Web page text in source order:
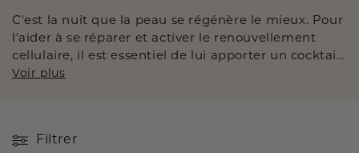
o
l
l
c
C'est la nuit que la peau se régénère le mieux. Pour
l'aider à se réparer et activer le renouvellement
cellulaire, il est essentiel de lui apporter un cocktail
d'actifs régénérants au moment où elle se régénère
Voir plus
Filtrer